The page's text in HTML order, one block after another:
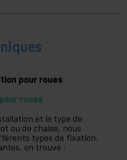
pour roues
roues
et le type de
ou de chaise, nous
types de fixation.
on trouve :